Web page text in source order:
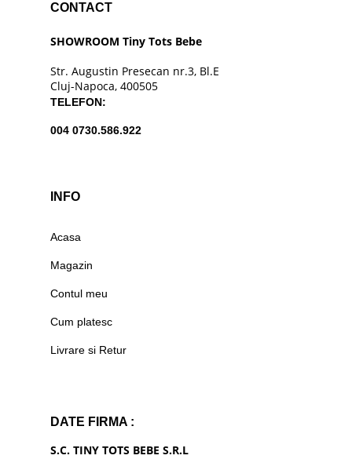
CONTACT
SHOWROOM Tiny Tots Bebe
Str. Augustin Presecan nr.3, Bl.E
Cluj-Napoca, 400505
TELEFON:
004 0730.586.922
INFO
Acasa
Magazin
Contul meu
Cum platesc
Livrare si Retur
DATE FIRMA :
S.C. TINY TOTS BEBE S.R.L